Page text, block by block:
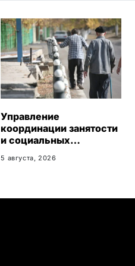
i
Управление
координации занятости
и социальных
Карагандинской
5 августа, 2026